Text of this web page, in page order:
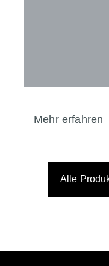
Mehr erfahren
Alle